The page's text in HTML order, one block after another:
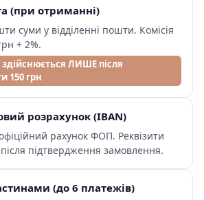
(при отриманні)
суми у відділенні пошти. Комісія
+ 2%.
здійснюється ЛИШЕ після
150 грн
розрахунок (IBAN)
рахунок ФОП. Реквізити
підтвердження замовлення.
(до 6 платежів)